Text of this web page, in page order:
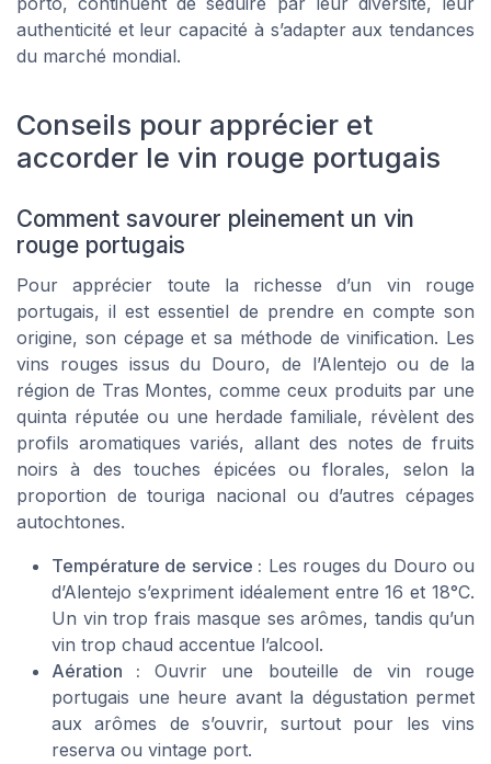
authenticité et leur capacité à s’adapter aux tendances
du marché mondial.
Conseils pour apprécier et
accorder le vin rouge portugais
Comment savourer pleinement un vin
rouge portugais
Pour apprécier toute la richesse d’un vin rouge
portugais, il est essentiel de prendre en compte son
origine, son cépage et sa méthode de vinification. Les
vins rouges issus du Douro, de l’Alentejo ou de la
région de Tras Montes, comme ceux produits par une
quinta réputée ou une herdade familiale, révèlent des
profils aromatiques variés, allant des notes de fruits
noirs à des touches épicées ou florales, selon la
proportion de touriga nacional ou d’autres cépages
autochtones.
Température de service : Les rouges du Douro ou
d’Alentejo s’expriment idéalement entre 16 et 18°C.
Un vin trop frais masque ses arômes, tandis qu’un
vin trop chaud accentue l’alcool.
Aération : Ouvrir une bouteille de vin rouge
portugais une heure avant la dégustation permet
aux arômes de s’ouvrir, surtout pour les vins
reserva ou vintage port.